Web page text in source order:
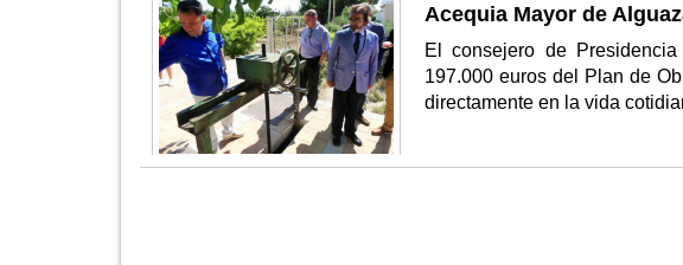
Acequia Mayor de
El consejero de
197.000 euros del Plan de
directamente en la vida